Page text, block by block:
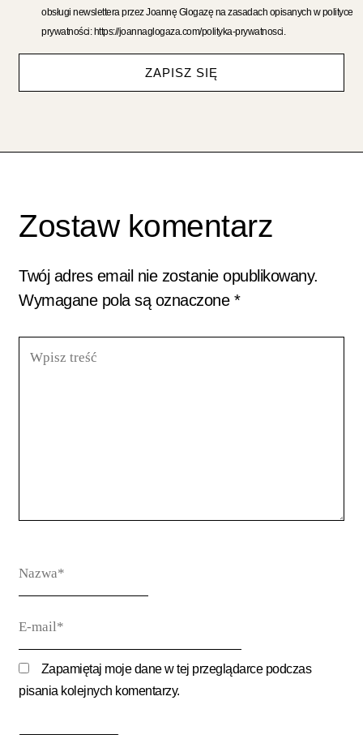
obsługi newslettera przez Joannę Glogazę na zasadach opisanych w polityce
prywatności: https://joannaglogaza.com/polityka-prywatnosci.
ZAPISZ SIĘ
Zostaw komentarz
Twój adres email nie zostanie opublikowany.
Wymagane pola są oznaczone *
treść
mail*
Zapamiętaj moje dane w tej przeglądarce podczas
pisania kolejnych komentarzy.